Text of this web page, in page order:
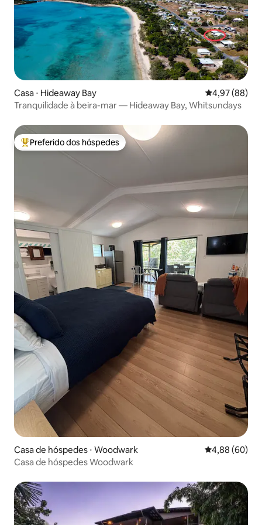
Casa ⋅ Hideaway Bay 4,97 de uma
4,97 (88)
Tranquilidade à beira-mar — Hideaway Bay, Whitsundays
Entre os melhores preferidos dos hóspedes
Preferido dos hóspedes
Casa de hóspedes ⋅ Woodwark 4,88 de uma
4,88 (60)
Casa de hóspedes Woodwark